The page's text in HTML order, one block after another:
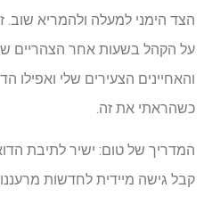
הצד הימני למעלה ולהמריא שוב.
על הקהל בשעות אחר הצהריים
והאחיינים הצעירים שלי ואפילו
כשהראתי את זה.
המדריך של טום: ישיר לתיבת
קבל גישה מיידית לחדשות